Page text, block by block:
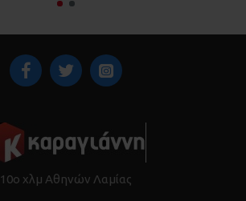
10ο χλμ Αθηνών Λαμίας